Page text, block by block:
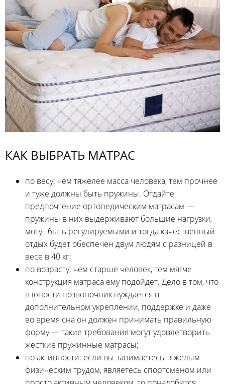
КАК ВЫБРАТЬ МАТРАС
по весу: чем тяжелее масса человека, тем прочнее
и туже должны быть пружины. Отдайте
предпочтение ортопедическим матрасам —
пружины в них выдерживают большие нагрузки,
могут быть регулируемыми и тогда качественный
отдых будет обеспечен двум людям с разницей в
весе в 40 кг;
по возрасту: чем старше человек, тем мягче
конструкция матраса ему подойдет. Дело в том, что
в юности позвоночник нуждается в
дополнительном укреплении, поддержке и даже
во время сна он должен принимать правильную
форму — такие требования могут удовлетворить
жесткие пружинные матрасы;
по активности: если вы занимаетесь тяжелым
физическим трудом, являетесь спортсменом или